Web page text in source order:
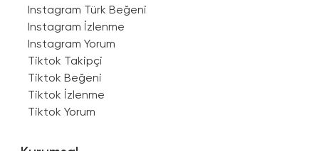
Instagram Türk Beğeni
Instagram İzlenme
Instagram Yorum
Tiktok Takipçi
Tiktok Beğeni
Tiktok İzlenme
Tiktok Yorum